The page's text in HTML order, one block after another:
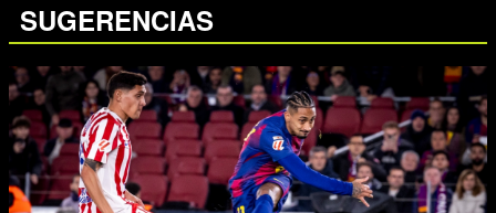
SUGERENCIAS